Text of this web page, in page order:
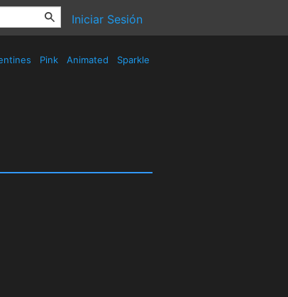
Iniciar Sesión
Pink Animated Sparkle